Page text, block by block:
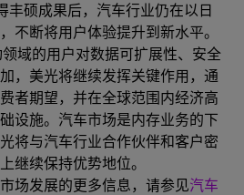
丰硕成果后，汽车行业仍在以日
不断将用户体验提升到新水平。
域的用户对数据可扩展性、安全
，美光将继续发挥关键作用，通
者期望，并在全球范围内经济高
设施。汽车市场是内存业务的下
将与汽车行业合作伙伴和客户密
继续保持优势地位。
场发展的更多信息，请参见汽车